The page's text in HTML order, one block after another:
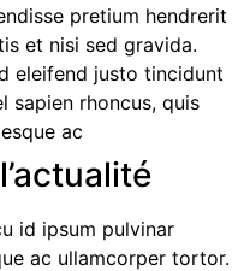
pretium hendrerit
et nisi sed gravida.
eleifend justo tincidunt
sapien rhoncus, quis
ac
id ipsum pulvinar
ac ullamcorper tortor.